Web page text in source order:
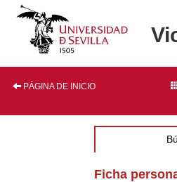
PÁGINA DE INICIO
Ficha